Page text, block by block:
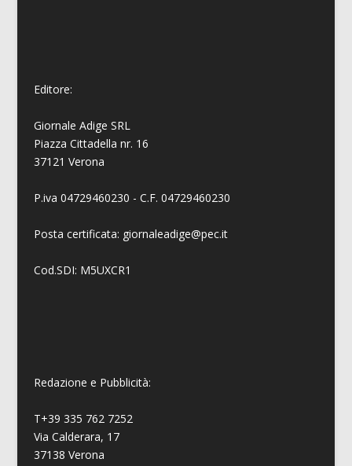
Editore:
Giornale Adige SRL
Piazza Cittadella nr. 16
37121 Verona
P.iva 04729460230 - C.F. 04729460230
Posta certificata: giornaleadige@pec.it
Cod.SDI: M5UXCR1
Redazione e Pubblicità:
T+39 335 762 7252
Via Calderara, 17
37138 Verona